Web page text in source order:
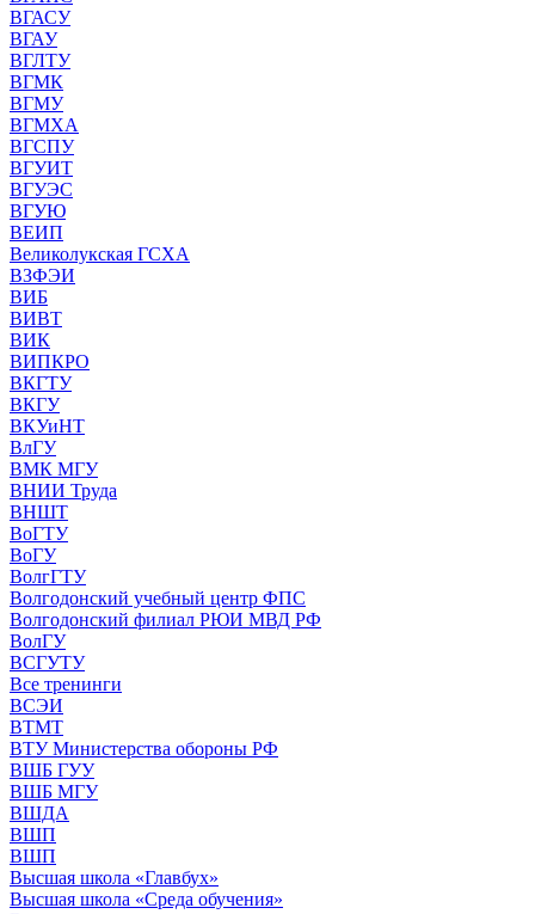
ВГАСУ
ВГАУ
ВГЛТУ
ВГМК
ВГМУ
ВГМХА
ВГСПУ
ВГУИТ
ВГУЭС
ВГУЮ
ВЕИП
Великолукская ГСХА
ВЗФЭИ
ВИБ
ВИВТ
ВИК
ВИПКРО
ВКГТУ
ВКГУ
ВКУиНТ
ВлГУ
ВМК МГУ
ВНИИ Труда
ВНШТ
ВоГТУ
ВоГУ
ВолгГТУ
Волгодонский учебный центр ФПС
Волгодонский филиал РЮИ МВД РФ
ВолГУ
ВСГУТУ
Все тренинги
ВСЭИ
ВТМТ
ВТУ Министерства обороны РФ
ВШБ ГУУ
ВШБ МГУ
ВШДА
ВШП
ВШП
Высшая школа «Главбух»
Высшая школа «Среда обучения»